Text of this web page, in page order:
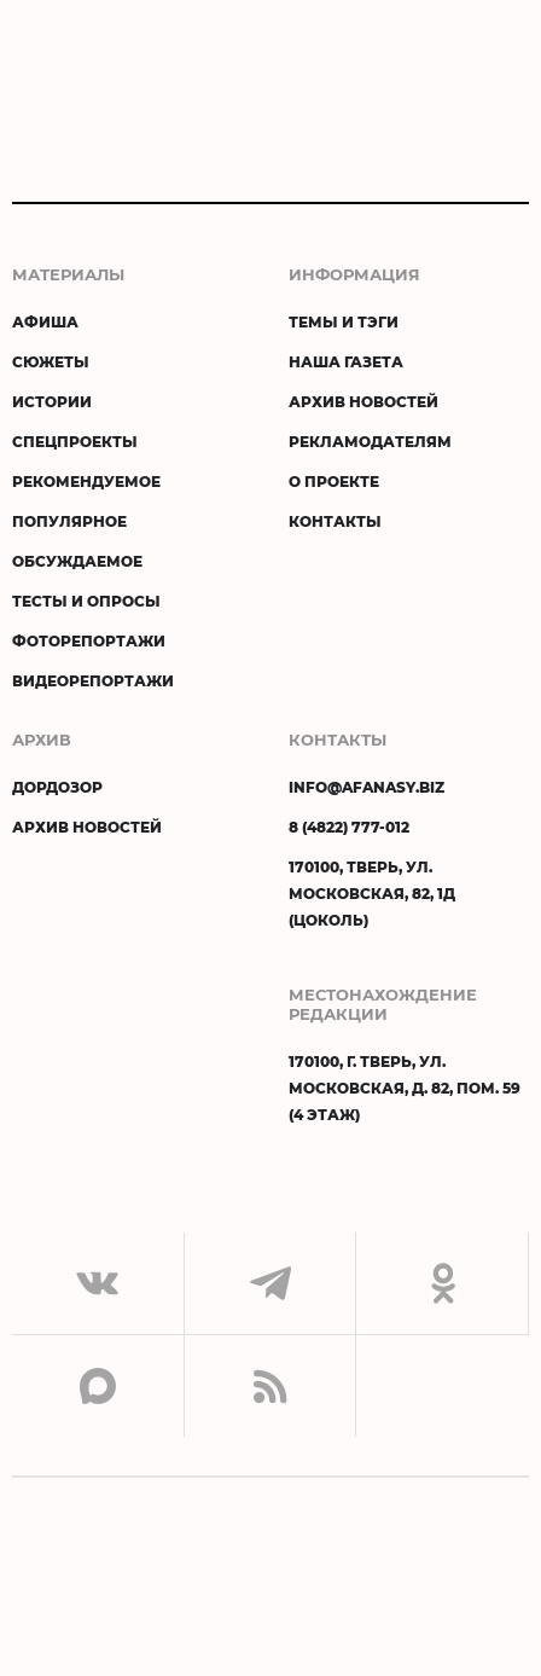
МАТЕРИАЛЫ
АФИША
СЮЖЕТЫ
ИСТОРИИ
СПЕЦПРОЕКТЫ
РЕКОМЕНДУЕМОЕ
ПОПУЛЯРНОЕ
ОБСУЖДАЕМОЕ
ТЕСТЫ И ОПРОСЫ
ФОТОРЕПОРТАЖИ
ВИДЕОРЕПОРТАЖИ
ИНФОРМАЦИЯ
ТЕМЫ И ТЭГИ
НАША ГАЗЕТА
АРХИВ НОВОСТЕЙ
РЕКЛАМОДАТЕЛЯМ
О ПРОЕКТЕ
КОНТАКТЫ
АРХИВ
ДОРДОЗОР
АРХИВ НОВОСТЕЙ
КОНТАКТЫ
INFO@AFANASY.BIZ
8 (4822) 777-012
170100, ТВЕРЬ, УЛ.
МОСКОВСКАЯ, 82, 1Д
(ЦОКОЛЬ)
МЕСТОНАХОЖДЕНИЕ
РЕДАКЦИИ
170100, Г. ТВЕРЬ, УЛ.
МОСКОВСКАЯ, Д. 82, ПОМ. 59
(4 ЭТАЖ)